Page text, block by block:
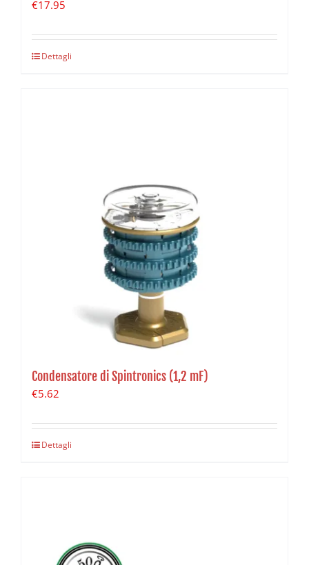
€17.95
Dettagli
Condensatore di Spintronics (1,2 mF)
€5.62
Dettagli